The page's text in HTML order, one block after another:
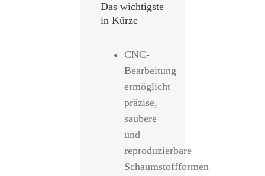
Das wichtigste
in Kürze
CNC-
Bearbeitung
ermöglicht
präzise,
saubere
und
reproduzierbare
Schaumstoffformen